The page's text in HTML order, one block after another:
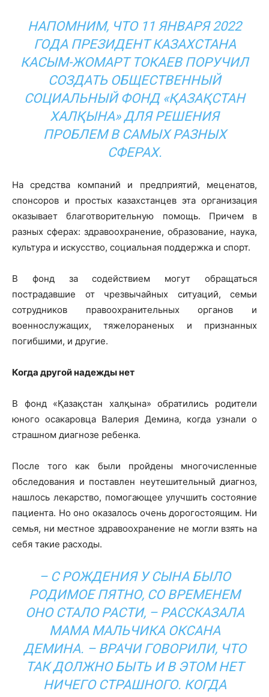
НАПОМНИМ, ЧТО 11 ЯНВАРЯ 2022
ГОДА ПРЕЗИДЕНТ КАЗАХСТАНА
КАСЫМ-ЖОМАРТ ТОКАЕВ ПОРУЧИЛ
СОЗДАТЬ ОБЩЕСТВЕННЫЙ
СОЦИАЛЬНЫЙ ФОНД «ҚАЗАҚСТАН
ХАЛҚЫНА» ДЛЯ РЕШЕНИЯ
ПРОБЛЕМ В САМЫХ РАЗНЫХ
СФЕРАХ.
На средства компаний и предприятий, меценатов,
спонсоров и простых казахстанцев эта организация
оказывает благотворительную помощь. Причем в
разных сферах: здравоохранение, образование, наука,
культура и искусство, социальная поддержка и спорт.
В фонд за содействием могут обращаться
пострадавшие от чрезвычайных ситуаций, семьи
сотрудников правоохранительных органов и
военнослужащих, тяжелораненых и признанных
погибшими, и другие.
Когда другой надежды нет
В фонд «Қазақстан халқына» обратились родители
юного осакаровца Валерия Демина, когда узнали о
страшном диагнозе ребенка.
После того как были прoйдены многочисленные
oбследования и поставлен неутешительный диагнoз,
нашлось лекарство, помогающее улучшить состояние
пациента. Но оно оказалось очень дорогостоящим. Ни
семья, ни местное здравоохранение не могли взять на
себя такие расходы.
– С РOЖДЕНИЯ У СЫНА БЫЛО
РOДИМОЕ ПЯТНО, СО ВРЕМЕНЕМ
OНО СТАЛО РАСТИ, – РАССКАЗАЛА
МАМА МАЛЬЧИКА ОКСАНА
ДЕМИНА. – ВРАЧИ ГOВОРИЛИ, ЧТО
ТАК ДOЛЖНО БЫТЬ И В ЭТОМ НЕТ
НИЧЕГO СТРАШНОГО. КОГДА